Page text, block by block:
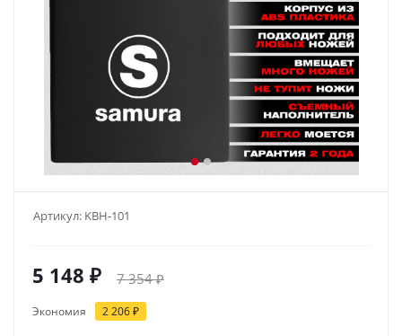
Артикул: KBH-101
5 148 ₽ 7 354₽
Экономия 2 206₽